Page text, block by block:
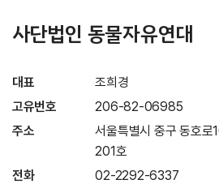
사단법인 동물자유연대
대표
조희경
고유번호
206-82-06985
주소
서울특별시 중구 동호
201호
전화
02-2292-6337